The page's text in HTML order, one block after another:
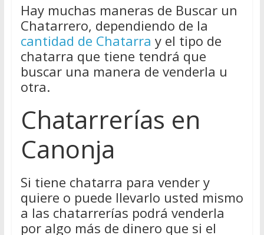
Hay muchas maneras de Buscar un
Chatarrero, dependiendo de la
cantidad de Chatarra y el tipo de
chatarra que tiene tendrá que
buscar una manera de venderla u
otra.
Chatarrerías en
Canonja
Si tiene chatarra para vender y
quiere o puede llevarlo usted mismo
a las chatarrerías podrá venderla
por algo más de dinero que si el